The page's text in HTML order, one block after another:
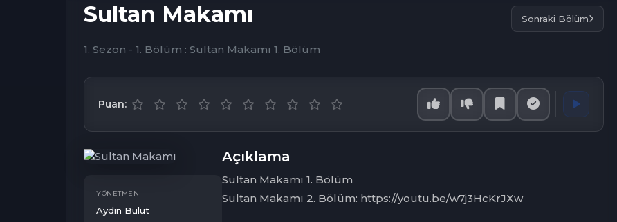
Sultan Makamı
1. Sezon - 1. Bölüm : Sultan Makamı 1. Bölüm
Sonraki Bölüm
Puan:
YÖNETMEN
Aydın Bulut
Açıklama
Sultan Makamı 1. Bölüm
Sultan Makamı 2. Bölüm: https://youtu.be/w7j3HcKrJXw